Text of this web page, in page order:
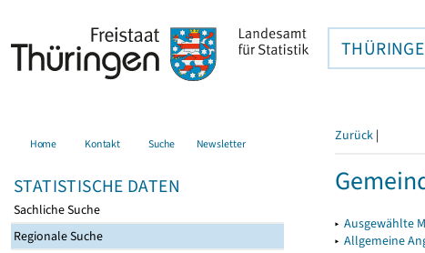
Home Kontakt Suche Newsletter
STATISTISCHE DATEN
Sachliche Suche
Regionale Suche
Zurück |
▸ Ausgewählte
▸ Allgemeine